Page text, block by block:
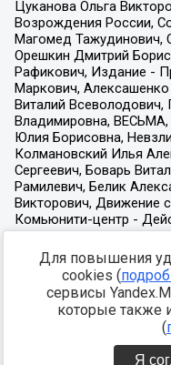
Для повышения
cookies (
сервисы
которые также
(
Я